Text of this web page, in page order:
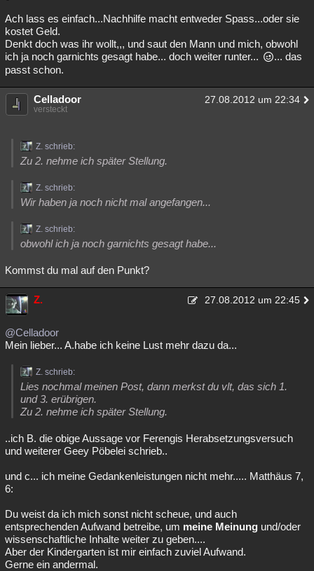
Ach lass es einfach...Nachhilfe macht entweder Spass...oder sie
kostet Geld.
Denkt doch was ihr wollt,,, und saut den Mann und mich, obwohl
ich ja noch garnichts gesagt habe... doch weiter runter...
... das
passt schon.
Celladoor 27.08.2012 um 22:34
versteckt
Z. schrieb:
Zu 2. nehme ich später Stellung.
Z. schrieb:
Wir haben ja noch nicht mal angefangen...
Z. schrieb:
obwohl ich ja noch garnichts gesagt habe...
Kommst du mal auf den Punkt?
Z. 27.08.2012 um 22:45
@Celladoor
Mein lieber... A.habe ich keine Lust mehr dazu da...
Z. schrieb:
Lies nochmal meinen Post, dann merkst du vlt, das sich 1.
und 3. erübrigen.
Zu 2. nehme ich später Stellung.
..ich B. die obige Aussage vor Ferengis Herabsetzungsversuch
und weiterer Geey Pöbelei schrieb..
und c... ich meine Gedankenleistungen nicht mehr..... Matthäus 7,
6:
Du weist da ich mich sonst nicht scheue, und auch
entsprechenden Aufwand betreibe, um meine Meinung und/oder
wissenschaftliche Inhalte weiter zu geben....
Aber der Kindergarten ist mir einfach zuviel Aufwand.
Gerne ein andermal.